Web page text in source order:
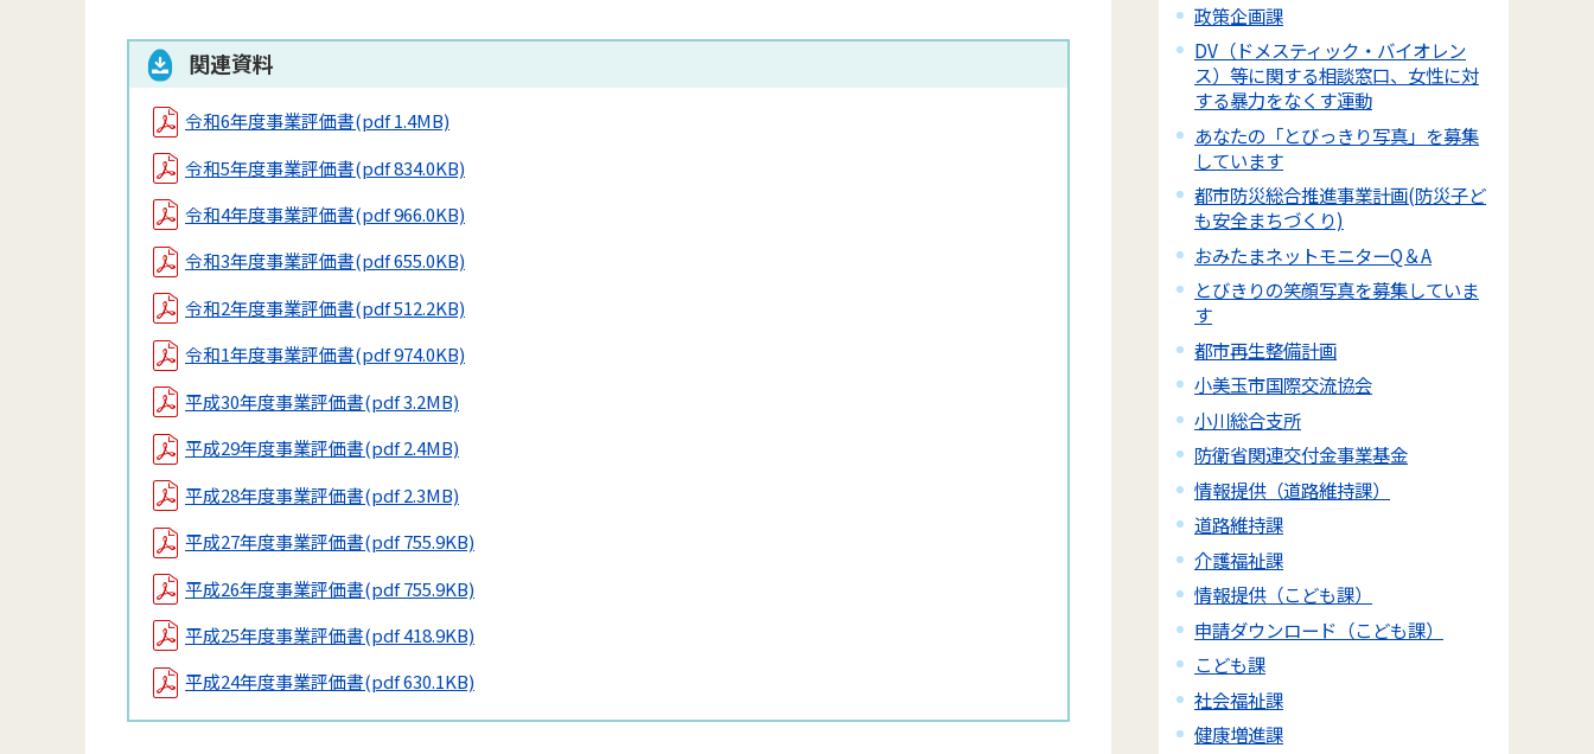
関連資料
令和6年度事業評価書(pdf 1.4MB)
令和5年度事業評価書(pdf 834.0KB)
令和4年度事業評価書(pdf 966.0KB)
令和3年度事業評価書(pdf 655.0KB)
令和2年度事業評価書(pdf 512.2KB)
令和1年度事業評価書(pdf 974.0KB)
平成30年度事業評価書(pdf 3.2MB)
平成29年度事業評価書(pdf 2.4MB)
平成28年度事業評価書(pdf 2.3MB)
平成27年度事業評価書(pdf 755.9KB)
平成26年度事業評価書(pdf 755.9KB)
平成25年度事業評価書(pdf 418.9KB)
平成24年度事業評価書(pdf 630.1KB)
政策企画課
DV（ドメスティック・バイオレン
ス）等に関する相談窓口、女性に対
する暴力をなくす運動
あなたの「とびっきり写真」を募集
しています
都市防災総合推進事業計画(防災子ど
も安全まちづくり)
おみたまネットモニターQ＆A
とびきりの笑顔写真を募集していま
す
都市再生整備計画
小美玉市国際交流協会
小川総合支所
防衛省関連交付金事業基金
情報提供（道路維持課）
道路維持課
介護福祉課
情報提供（こども課）
申請ダウンロード（こども課）
こども課
社会福祉課
健康増進課